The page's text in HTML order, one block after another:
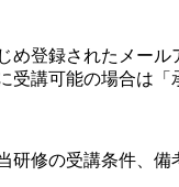
め登録されたメー
受講可能の場合は
研修の受講条件、